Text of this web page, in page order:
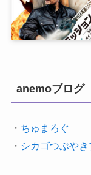
anemoブログ
・ ちゅまろぐ
・ シカゴつぶや